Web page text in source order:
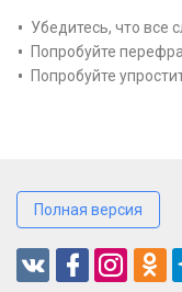
Убедитесь, что все
Попробуйте
Попробуйте
Полная версия